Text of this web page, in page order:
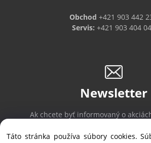
Obchod +421 903 442
Servis: +421 903 404
Newsletter
Ak chcete byť informovaný o
Táto stránka používa súbory cookies.